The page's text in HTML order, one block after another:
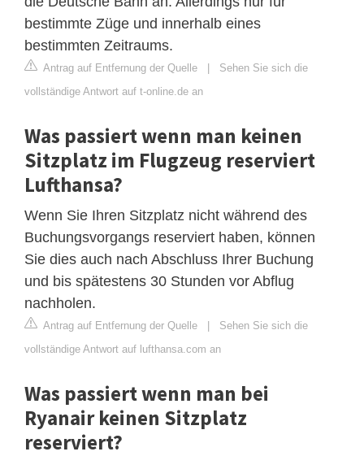
bestimmte Züge und innerhalb eines
bestimmten Zeitraums.
Antrag auf Entfernung der Quelle | Sehen Sie sich die
vollständige Antwort auf t-online.de an
Was passiert wenn man keinen
Sitzplatz im Flugzeug reserviert
Lufthansa?
Wenn Sie Ihren Sitzplatz nicht während des
Buchungsvorgangs reserviert haben, können
Sie dies auch nach Abschluss Ihrer Buchung
und bis spätestens 30 Stunden vor Abflug
nachholen.
Antrag auf Entfernung der Quelle | Sehen Sie sich die
vollständige Antwort auf lufthansa.com an
Was passiert wenn man bei
Ryanair keinen Sitzplatz
reserviert?